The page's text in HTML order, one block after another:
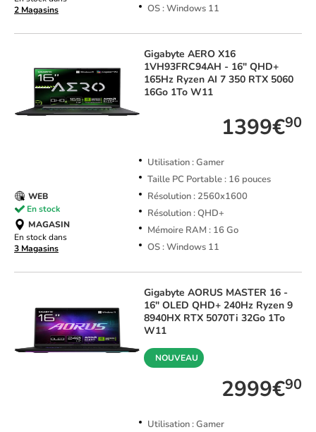
OS : Windows 11
2 Magasins
Gigabyte AERO X16
1VH93FRC94AH - 16" QHD+
165Hz Ryzen AI 7 350 RTX 5060
16Go 1To W11
1399€90
Utilisation : Gamer
Taille PC Portable : 16 pouces
Résolution : 2560x1600
Résolution : QHD+
Mémoire RAM : 16 Go
OS : Windows 11
WEB
En stock
MAGASIN
En stock dans
3 Magasins
Gigabyte AORUS MASTER 16 -
16" OLED QHD+ 240Hz Ryzen 9
8940HX RTX 5070Ti 32Go 1To
W11
NOUVEAU
2999€90
Utilisation : Gamer